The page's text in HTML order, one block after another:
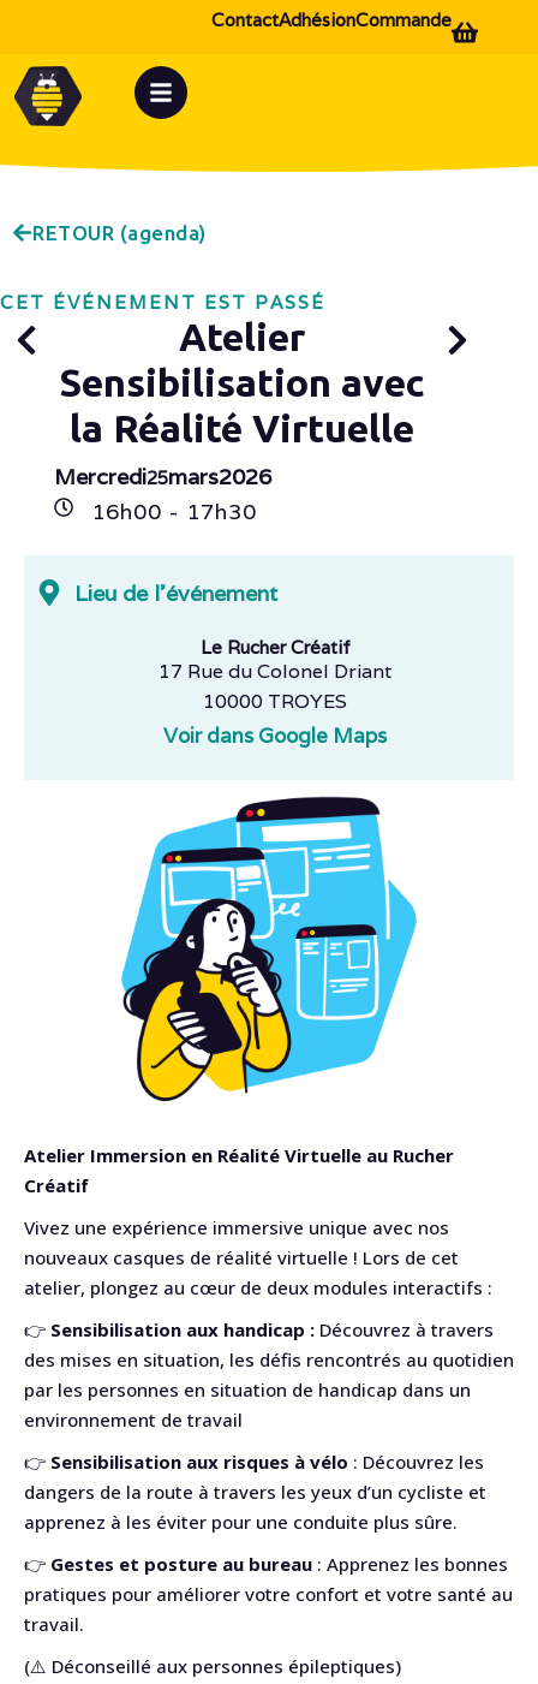
Commande
Adhésion
Contact
RETOUR (agenda)
CET ÉVÉNEMENT EST PASSÉ
Atelier
Sensibilisation avec
la Réalité Virtuelle
Mercredi25mars2026
16h00 - 17h30
Lieu de l'événement
Le Rucher Créatif
17 Rue du Colonel Driant
10000 TROYES
Voir dans Google Maps
Atelier Immersion en Réalité Virtuelle au Rucher
Créatif
Vivez une expérience immersive unique avec nos
nouveaux casques de réalité virtuelle ! Lors de cet
atelier, plongez au cœur de deux modules interactifs :
👉 Sensibilisation aux handicap : Découvrez à travers
des mises en situation, les défis rencontrés au quotidien
par les personnes en situation de handicap dans un
environnement de travail
👉 Sensibilisation aux risques à vélo : Découvrez les
dangers de la route à travers les yeux d’un cycliste et
apprenez à les éviter pour une conduite plus sûre.
👉 Gestes et posture au bureau : Apprenez les bonnes
pratiques pour améliorer votre confort et votre santé au
travail.
(⚠️ Déconseillé aux personnes épileptiques)